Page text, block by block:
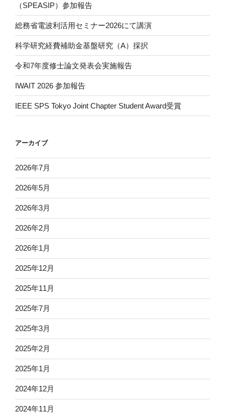
（SPEASIP）参加報告
総務省電波利活用セミナー2026にて講演
科学研究経費補助金基盤研究（A）採択
令和7年度修士論文発表会実施報告
IWAIT 2026 参加報告
IEEE SPS Tokyo Joint Chapter Student Award受賞
アーカイブ
2026年7月
2026年5月
2026年3月
2026年2月
2026年1月
2025年12月
2025年11月
2025年7月
2025年3月
2025年2月
2025年1月
2024年12月
2024年11月